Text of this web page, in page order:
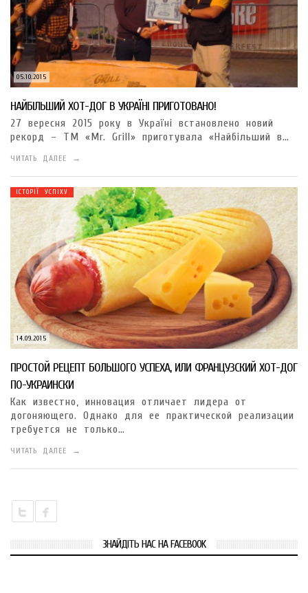
05.10.2015
НАЙБІЛЬШИЙ ХОТ-ДОГ В УКРАЇНІ ПРИГОТОВАНО!
27 вересня 2015 року в Україні встановлено новий
рекорд – ТМ «Mr. Grill» приготувала «Найбільший в…
ЧИТАТЬ ДАЛЕЕ →
14.09.2015
ІСТОРІЇ УСПІХУ
ПРОСТОЙ РЕЦЕПТ БОЛЬШОГО УСПЕХА, ИЛИ ФРАНЦУЗСКИЙ ХОТ-ДОГ
ПО-УКРАИНСКИ
Как известно, инновация отличает лидера от
догоняющего. Однако для ее практической реализации
требуется не только…
ЧИТАТЬ ДАЛЕЕ →
ЗНАЙДІТЬ НАС НА FACEBOOK